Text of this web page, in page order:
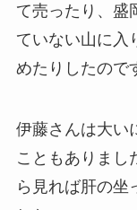
て売ったり、盛
ていない山に入
めたりしたので
伊藤さんは大い
こともありまし
ら見れば肝の坐